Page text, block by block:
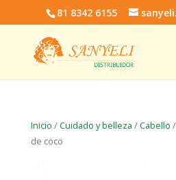
81 8342 6155
Inicio /Cuidado y belleza /Cabello
de coco